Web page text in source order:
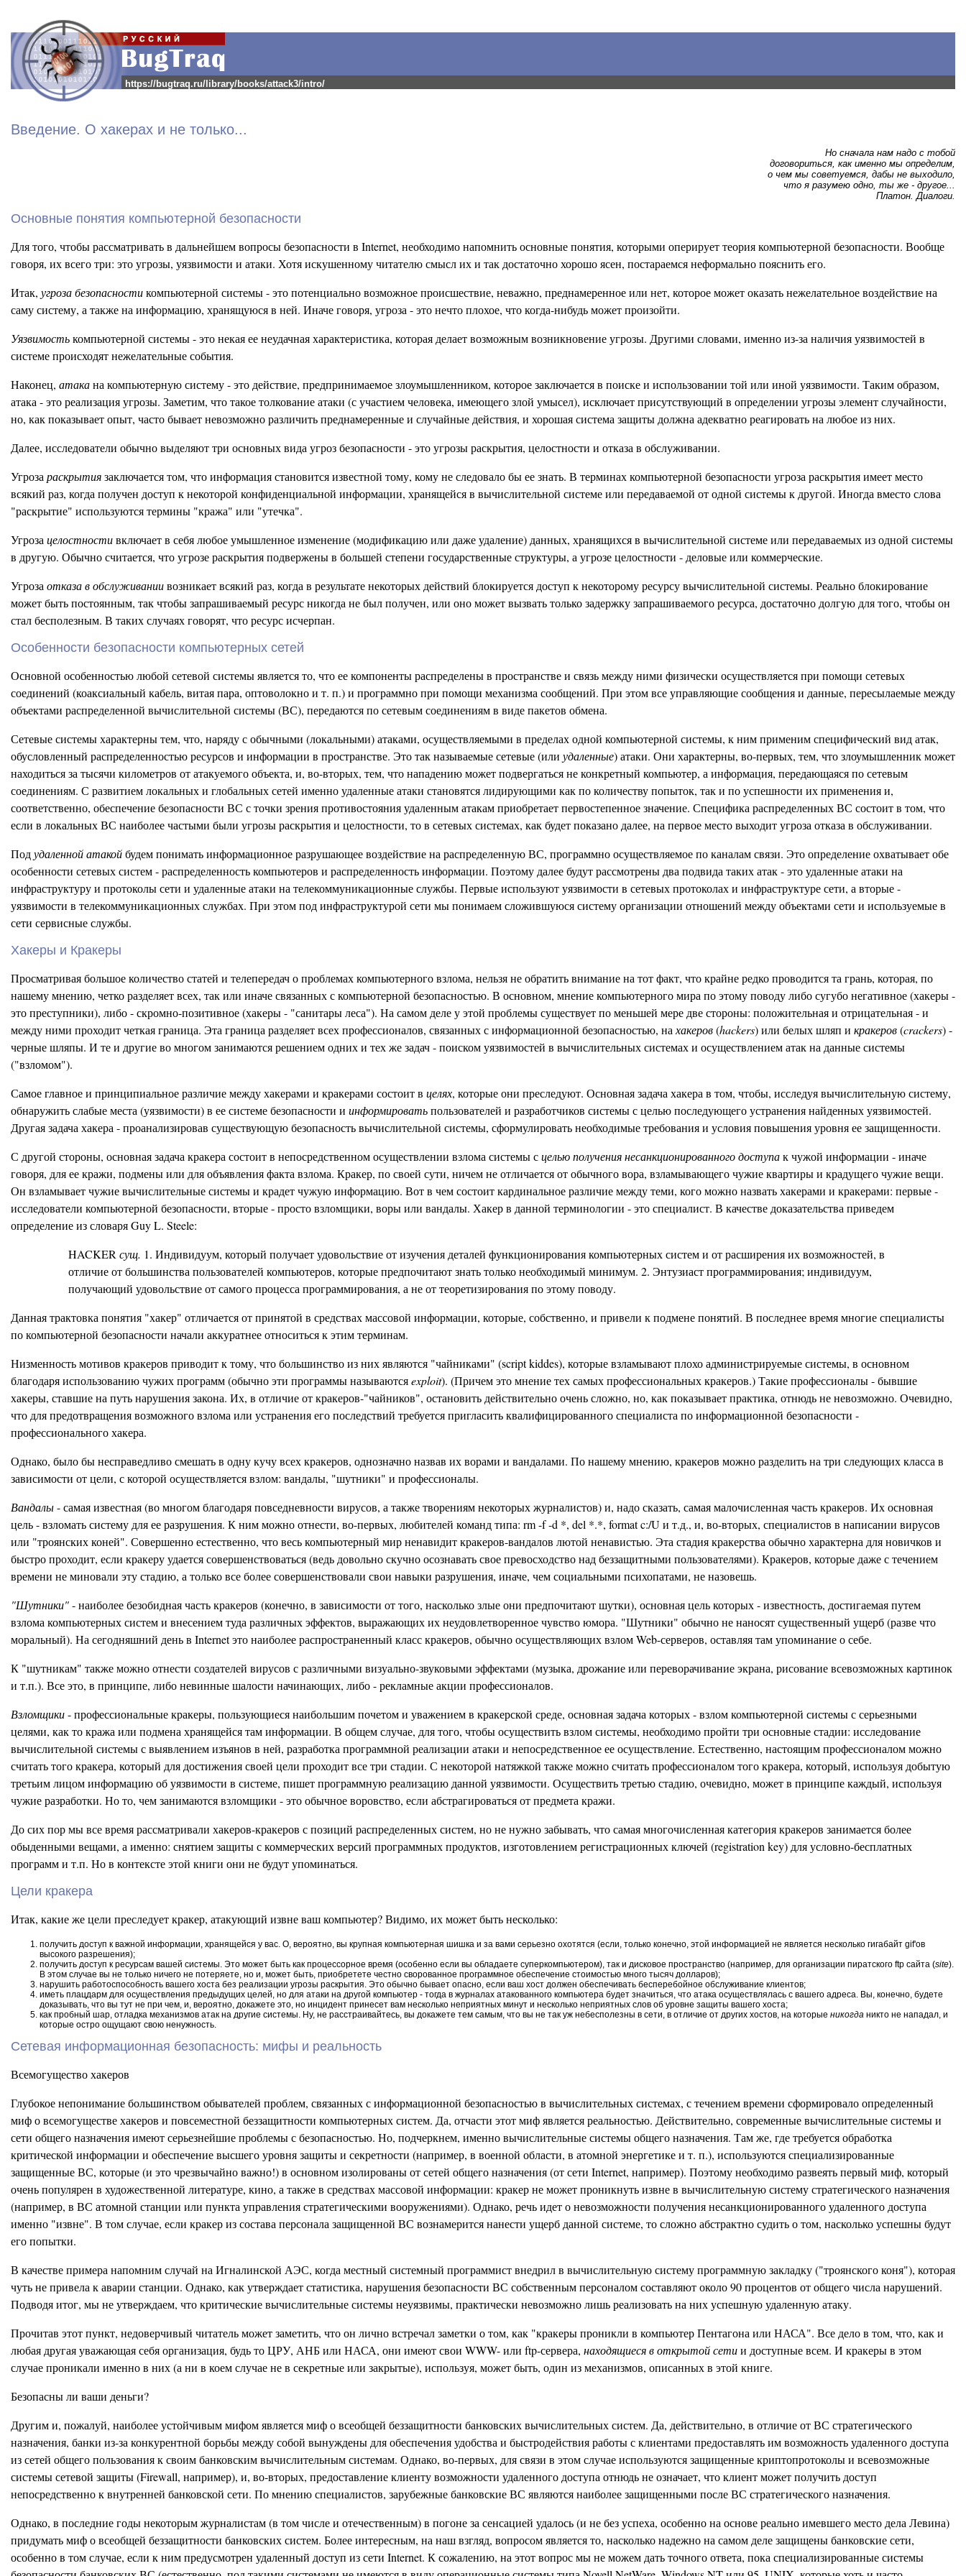
https://bugtraq.ru/library/books/attack3/intro/
Введение. О хакерах и не только...
Но сначала нам надо с тобой
договориться, как именно мы определим,
о чем мы советуемся, дабы не выходило,
что я разумею одно, ты же - другое...
Платон. Диалоги.
Основные понятия компьютерной безопасности
Для того, чтобы рассматривать в дальнейшем вопросы безопасности в Internet, необходимо напомнить основные понятия, которыми оперирует теория компьютерной безопасности. Вообще
говоря, их всего три: это угрозы, уязвимости и атаки. Хотя искушенному читателю смысл их и так достаточно хорошо ясен, постараемся неформально пояснить его.
Итак, угроза безопасностикомпьютерной системы - это потенциально возможное происшествие, неважно, преднамеренное или нет, которое может оказать нежелательное воздействие на
саму систему, а также на информацию, хранящуюся в ней. Иначе говоря, угроза - это нечто плохое, что когда-нибудь может произойти.
Уязвимостькомпьютерной системы - это некая ее неудачная характеристика, которая делает возможным возникновение угрозы. Другими словами, именно из-за наличия уязвимостей в
системе происходят нежелательные события.
Наконец, атакана компьютерную систему - это действие, предпринимаемое злоумышленником, которое заключается в поиске и использовании той или иной уязвимости. Таким образом,
атака - это реализация угрозы. Заметим, что такое толкование атаки (с участием человека, имеющего злой умысел), исключает присутствующий в определении угрозы элемент случайности,
но, как показывает опыт, часто бывает невозможно различить преднамеренные и случайные действия, и хорошая система защиты должна адекватно реагировать на любое из них.
Далее, исследователи обычно выделяют три основных вида угроз безопасности - это угрозы раскрытия, целостности и отказа в обслуживании.
Угроза раскрытиязаключается том, что информация становится известной тому, кому не следовало бы ее знать. В терминах компьютерной безопасности угроза раскрытия имеет место
всякий раз, когда получен доступ к некоторой конфиденциальной информации, хранящейся в вычислительной системе или передаваемой от одной системы к другой. Иногда вместо слова
"раскрытие" используются термины "кража" или "утечка".
Угроза целостностивключает в себя любое умышленное изменение (модификацию или даже удаление) данных, хранящихся в вычислительной системе или передаваемых из одной системы
в другую. Обычно считается, что угрозе раскрытия подвержены в большей степени государственные структуры, а угрозе целостности - деловые или коммерческие.
Угроза отказа в обслуживаниивозникает всякий раз, когда в результате некоторых действий блокируется доступ к некоторому ресурсу вычислительной системы. Реально блокирование
может быть постоянным, так чтобы запрашиваемый ресурс никогда не был получен, или оно может вызвать только задержку запрашиваемого ресурса, достаточно долгую для того, чтобы он
стал бесполезным. В таких случаях говорят, что ресурс исчерпан.
Особенности безопасности компьютерных сетей
Основной особенностью любой сетевой системы является то, что ее компоненты распределены в пространстве и связь между ними физически осуществляется при помощи сетевых
соединений (коаксиальный кабель, витая пара, оптоволокно и т. п.) и программно при помощи механизма сообщений. При этом все управляющие сообщения и данные, пересылаемые между
объектами распределенной вычислительной системы (ВС), передаются по сетевым соединениям в виде пакетов обмена.
Сетевые системы характерны тем, что, наряду с обычными (локальными) атаками, осуществляемыми в пределах одной компьютерной системы, к ним применим специфический вид атак,
обусловленный распределенностью ресурсов и информации в пространстве. Это так называемые сетевые (или удаленные) атаки. Они характерны, во-первых, тем, что злоумышленник может
находиться за тысячи километров от атакуемого объекта, и, во-вторых, тем, что нападению может подвергаться не конкретный компьютер, а информация, передающаяся по сетевым
соединениям. С развитием локальных и глобальных сетей именно удаленные атаки становятся лидирующими как по количеству попыток, так и по успешности их применения и,
соответственно, обеспечение безопасности ВС с точки зрения противостояния удаленным атакам приобретает первостепенное значение. Специфика распределенных ВС состоит в том, что
если в локальных ВС наиболее частыми были угрозы раскрытия и целостности, то в сетевых системах, как будет показано далее, на первое место выходит угроза отказа в обслуживании.
Подудаленной атакойбудем понимать информационное разрушающее воздействие на распределенную ВС, программно осуществляемое по каналам связи. Это определение охватывает обе
особенности сетевых систем - распределенность компьютеров и распределенность информации. Поэтому далее будут рассмотрены два подвида таких атак - это удаленные атаки на
инфраструктуру и протоколы сети и удаленные атаки на телекоммуникационные службы. Первые используют уязвимости в сетевых протоколах и инфраструктуре сети, а вторые -
уязвимости в телекоммуникационных службах. При этом под инфраструктурой сети мы понимаем сложившуюся систему организации отношений между объектами сети и используемые в
сети сервисные службы.
Хакеры и Кракеры
Просматривая большое количество статей и телепередач о проблемах компьютерного взлома, нельзя не обратить внимание на тот факт, что крайне редко проводится та грань, которая, по
нашему мнению, четко разделяет всех, так или иначе связанных с компьютерной безопасностью. В основном, мнение компьютерного мира по этому поводу либо сугубо негативное (хакеры -
это преступники), либо - скромно-позитивное (хакеры - "санитары леса"). На самом деле у этой проблемы существует по меньшей мере две стороны: положительная и отрицательная - и
между ними проходит четкая граница. Эта граница разделяет всех профессионалов, связанных с информационной безопасностью, на хакеров(hackers) или белых шляп и кракеров(crackers) -
черные шляпы. И те и другие во многом занимаются решением одних и тех же задач - поиском уязвимостей в вычислительных системах и осуществлением атак на данные системы
("взломом").
Самое главное и принципиальное различие между хакерами и кракерами состоит в целях, которые они преследуют. Основная задача хакера в том, чтобы, исследуя вычислительную систему,
обнаружить слабые места (уязвимости) в ее системе безопасности и информироватьпользователей и разработчиков системы с целью последующего устранения найденных уязвимостей.
Другая задача хакера - проанализировав существующую безопасность вычислительной системы, сформулировать необходимые требования и условия повышения уровня ее защищенности.
С другой стороны, основная задача кракера состоит в непосредственном осуществлении взлома системы сцелью получения несанкционированного доступак чужой информации - иначе
говоря, для ее кражи, подмены или для объявления факта взлома. Кракер, по своей сути, ничем не отличается от обычного вора, взламывающего чужие квартиры и крадущего чужие вещи.
Он взламывает чужие вычислительные системы и крадет чужую информацию. Вот в чем состоит кардинальное различие между теми, кого можно назвать хакерами и кракерами: первые -
исследователи компьютерной безопасности, вторые - просто взломщики, воры или вандалы. Хакер в данной терминологии - это специалист. В качестве доказательства приведем
определение из словаря Guy L. Steele:
HACKER сущ. 1. Индивидуум, который получает удовольствие от изучения деталей функционирования компьютерных систем и от расширения их возможностей, в
отличие от большинства пользователей компьютеров, которые предпочитают знать только необходимый минимум. 2. Энтузиаст программирования; индивидуум,
получающий удовольствие от самого процесса программирования, а не от теоретизирования по этому поводу.
Данная трактовка понятия "хакер" отличается от принятой в средствах массовой информации, которые, собственно, и привели к подмене понятий. В последнее время многие специалисты
по компьютерной безопасности начали аккуратнее относиться к этим терминам.
Низменность мотивов кракеров приводит к тому, что большинство из них являются "чайниками" (script kiddes), которые взламывают плохо администрируемые системы, в основном
благодаря использованию чужих программ (обычно эти программы называютсяexploit). (Причем это мнение тех самых профессиональных кракеров.) Такие профессионалы - бывшие
хакеры, ставшие на путь нарушения закона. Их, в отличие от кракеров-"чайников", остановить действительно очень сложно, но, как показывает практика, отнюдь не невозможно. Очевидно,
что для предотвращения возможного взлома или устранения его последствий требуется пригласить квалифицированного специалиста по информационной безопасности -
профессионального хакера.
Однако, было бы несправедливо смешать в одну кучу всех кракеров, однозначно назвав их ворами и вандалами. По нашему мнению, кракеров можно разделить на три следующих класса в
зависимости от цели, с которой осуществляется взлом: вандалы, "шутники" и профессионалы.
Вандалы- самая известная (во многом благодаря повседневности вирусов, а также творениям некоторых журналистов) и, надо сказать, самая малочисленная часть кракеров. Их основная
цель - взломать систему для ее разрушения. К ним можно отнести, во-первых, любителей команд типа: rm -f -d *, del *.*, format c:/U и т.д., и, во-вторых, специалистов в написании вирусов
или "троянских коней". Совершенно естественно, что весь компьютерный мир ненавидит кракеров-вандалов лютой ненавистью. Эта стадия кракерства обычно характерна для новичков и
быстро проходит, если кракеру удается совершенствоваться (ведь довольно скучно осознавать свое превосходство над беззащитными пользователями). Кракеров, которые даже с течением
времени не миновали эту стадию, а только все более совершенствовали свои навыки разрушения, иначе, чем социальными психопатами, не назовешь.
"Шутники"- наиболее безобидная часть кракеров (конечно, в зависимости от того, насколько злые они предпочитают шутки), основная цель которых - известность, достигаемая путем
взлома компьютерных систем и внесением туда различных эффектов, выражающих их неудовлетворенное чувство юмора. "Шутники" обычно не наносят существенный ущерб (разве что
моральный). На сегодняшний день в Internet это наиболее распространенный класс кракеров, обычно осуществляющих взлом Web-серверов, оставляя там упоминание о себе.
К "шутникам" также можно отнести создателей вирусов с различными визуально-звуковыми эффектами (музыка, дрожание или переворачивание экрана, рисование всевозможных картинок
и т.п.). Все это, в принципе, либо невинные шалости начинающих, либо - рекламные акции профессионалов.
Взломщики- профессиональные кракеры, пользующиеся наибольшим почетом и уважением в кракерской среде, основная задача которых - взлом компьютерной системы с серьезными
целями, как то кража или подмена хранящейся там информации. В общем случае, для того, чтобы осуществить взлом системы, необходимо пройти три основные стадии: исследование
вычислительной системы с выявлением изъянов в ней, разработка программной реализации атаки и непосредственное ее осуществление. Естественно, настоящим профессионалом можно
считать того кракера, который для достижения своей цели проходит все три стадии. С некоторой натяжкой также можно считать профессионалом того кракера, который, используя добытую
третьим лицом информацию об уязвимости в системе, пишет программную реализацию данной уязвимости. Осуществить третью стадию, очевидно, может в принципе каждый, используя
чужие разработки. Но то, чем занимаются взломщики - это обычное воровство, если абстрагироваться от предмета кражи.
До сих пор мы все время рассматривали хакеров-кракеров с позиций распределенных систем, но не нужно забывать, что самая многочисленная категория кракеров занимается более
обыденными вещами, а именно: снятием защиты с коммерческих версий программных продуктов, изготовлением регистрационных ключей (registration key) для условно-бесплатных
программ и т.п. Но в контексте этой книги они не будут упоминаться.
Цели кракера
Итак, какие же цели преследует кракер, атакующий извне ваш компьютер? Видимо, их может быть несколько:
получить доступ к важной информации, хранящейся у вас. О, вероятно, вы крупная компьютерная шишка и за вами серьезно охотятся (если, только конечно, этой информацией не является несколько гигабайт gif'ов
высокого разрешения);
получить доступ к ресурсам вашей системы. Это может быть как процессорное время (особенно если вы обладаете суперкомпьютером), так и дисковое пространство (например, для организации пиратского ftp сайта (site).
В этом случае вы не только ничего не потеряете, но и, может быть, приобретете честно сворованное программное обеспечение стоимостью много тысяч долларов);
нарушить работоспособность вашего хоста без реализации угрозы раскрытия. Это обычно бывает опасно, если ваш хост должен обеспечивать бесперебойное обслуживание клиентов;
иметь плацдарм для осуществления предыдущих целей, но для атаки на другой компьютер - тогда в журналах атакованного компьютера будет значиться, что атака осуществлялась с вашего адреса. Вы, конечно, будете
доказывать, что вы тут не при чем, и, вероятно, докажете это, но инцидент принесет вам несколько неприятных минут и несколько неприятных слов об уровне защиты вашего хоста;
как пробный шар, отладка механизмов атак на другие системы. Ну, не расстраивайтесь, вы докажете тем самым, что вы не так уж небесполезны в сети, в отличие от других хостов, на которые никогда никто не нападал, и
которые остро ощущают свою ненужность.
Сетевая информационная безопасность: мифы и реальность
Всемогущество хакеров
Глубокое непонимание большинством обывателей проблем, связанных с информационной безопасностью в вычислительных системах, с течением времени сформировало определенный
миф о всемогуществе хакеров и повсеместной беззащитности компьютерных систем. Да, отчасти этот миф является реальностью. Действительно, современные вычислительные системы и
сети общего назначения имеют серьезнейшие проблемы с безопасностью. Но, подчеркнем, именно вычислительные системы общего назначения. Там же, где требуется обработка
критической информации и обеспечение высшего уровня защиты и секретности (например, в военной области, в атомной энергетике и т. п.), используются специализированные
защищенные ВС, которые (и это чрезвычайно важно!) в основном изолированы от сетей общего назначения (от сети Internet, например). Поэтому необходимо развеять первый миф, который
очень популярен в художественной литературе, кино, а также в средствах массовой информации: кракер не может проникнуть извне в вычислительную систему стратегического назначения
(например, в ВС атомной станции или пункта управления стратегическими вооружениями). Однако, речь идет о невозможности получения несанкционированного удаленного доступа
именно "извне". В том случае, если кракер из состава персонала защищенной ВС вознамерится нанести ущерб данной системе, то сложно абстрактно судить о том, насколько успешны будут
его попытки.
В качестве примера напомним случай на Игналинской АЭС, когда местный системный программист внедрил в вычислительную систему программную закладку ("троянского коня"), которая
чуть не привела к аварии станции. Однако, как утверждает статистика, нарушения безопасности ВС собственным персоналом составляют около 90 процентов от общего числа нарушений.
Подводя итог, мы не утверждаем, что критические вычислительные системы неуязвимы, практически невозможно лишь реализовать на них успешную удаленную атаку.
Прочитав этот пункт, недоверчивый читатель может заметить, что он лично встречал заметки о том, как "кракеры проникли в компьютер Пентагона или НАСА". Все дело в том, что, как и
любая другая уважающая себя организация, будь то ЦРУ, АНБ или НАСА, они имеют свои WWW- или ftp-сервера, находящиеся в открытой сетии доступные всем. И кракеры в этом
случае проникали именно в них (а ни в коем случае не в секретные или закрытые), используя, может быть, один из механизмов, описанных в этой книге.
Безопасны ли ваши деньги?
Другим и, пожалуй, наиболее устойчивым мифом является миф о всеобщей беззащитности банковских вычислительных систем. Да, действительно, в отличие от ВС стратегического
назначения, банки из-за конкурентной борьбы между собой вынуждены для обеспечения удобства и быстродействия работы с клиентами предоставлять им возможность удаленного доступа
из сетей общего пользования к своим банковским вычислительным системам. Однако, во-первых, для связи в этом случае используются защищенные криптопротоколы и всевозможные
системы сетевой защиты (Firewall, например), и, во-вторых, предоставление клиенту возможности удаленного доступа отнюдь не означает, что клиент может получить доступ
непосредственно к внутренней банковской сети. По мнению специалистов, зарубежные банковские ВС являются наиболее защищенными после ВС стратегического назначения.
Однако, в последние годы некоторым журналистам (в том числе и отечественным) в погоне за сенсацией удалось (и не без успеха, особенно на основе реально имевшего место дела Левина)
придумать миф о всеобщей беззащитности банковских систем. Более интересным, на наш взгляд, вопросом является то, насколько надежно на самом деле защищены банковские сети,
особенно в том случае, если к ним предусмотрен удаленный доступ из сети Internet. К сожалению, на этот вопрос мы не можем дать точного ответа, пока специализированные системы